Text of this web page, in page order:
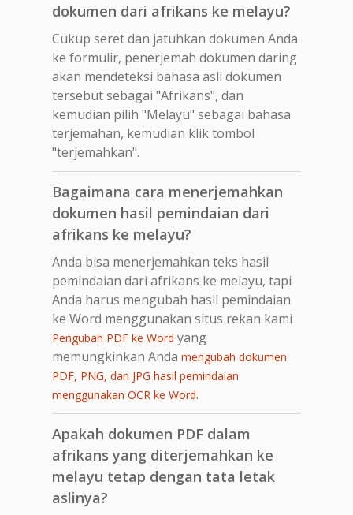
dokumen dari afrikans ke melayu?
Cukup seret dan jatuhkan dokumen Anda
ke formulir, penerjemah dokumen daring
akan mendeteksi bahasa asli dokumen
tersebut sebagai "Afrikans", dan
kemudian pilih "Melayu" sebagai bahasa
terjemahan, kemudian klik tombol
"terjemahkan".
Bagaimana cara menerjemahkan
dokumen hasil pemindaian dari
afrikans ke melayu?
Anda bisa menerjemahkan teks hasil
pemindaian dari afrikans ke melayu, tapi
Anda harus mengubah hasil pemindaian
ke Word menggunakan situs rekan kami
Pengubah PDF ke Word yang
memungkinkan Anda mengubah dokumen
PDF, PNG, dan JPG hasil pemindaian
menggunakan OCR ke Word.
Apakah dokumen PDF dalam
afrikans yang diterjemahkan ke
melayu tetap dengan tata letak
aslinya?